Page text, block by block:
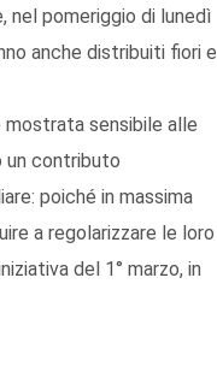
nel pomeriggio di lunedì
anche distribuiti fiori e
mostrata sensibile alle
un contributo
poiché in massima
a regolarizzare le loro
del 1° marzo, in